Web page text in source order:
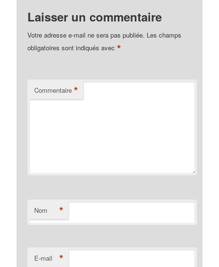
Laisser un commentaire
Votre adresse e-mail ne sera pas publiée. Les champs
obligatoires sont indiqués avec*
Commentaire *
Nom *
E-mail *